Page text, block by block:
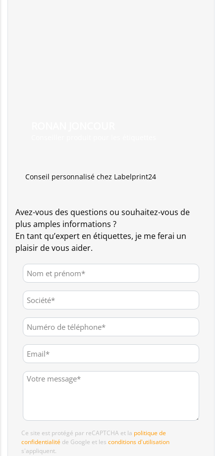
Conseil personnalisé chez Labelprint24
Avez-vous des questions ou souhaitez-vous de
plus amples informations ?
En tant qu’expert en étiquettes, je me ferai un
plaisir de vous aider.
Ce site est protégé par reCAPTCHA et la politique de
confidentialité de Google et les conditions d'utilisation
s'appliquent.